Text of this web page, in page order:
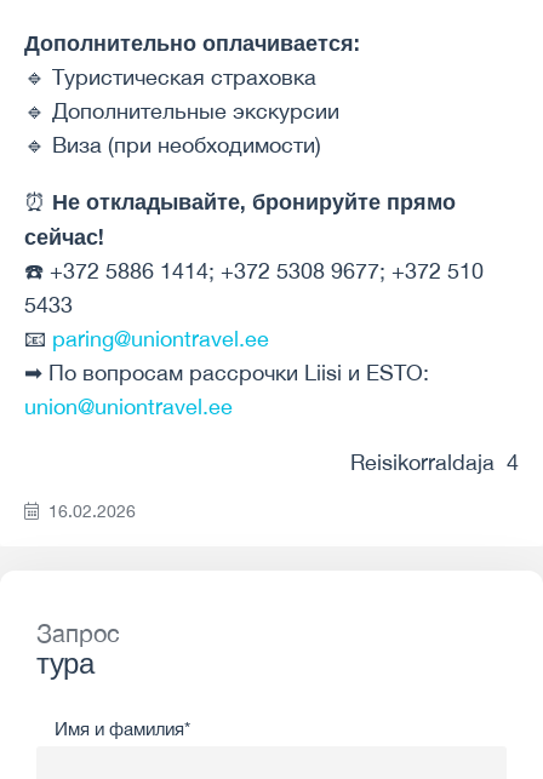
Дополнительно оплачивается:
🔹 Туристическая страховка
🔹 Дополнительные экскурсии
🔹 Виза (при необходимости)
⏰ Не откладывайте, бронируйте прямо
сейчас!
☎️ +372 5886 1414; +372 5308 9677; +372 510
5433
📧 paring@uniontravel.ee
➡ По вопросам рассрочки Liisi и ESTO:
union@uniontravel.ee
Reisikorraldaja 4
16.02.2026
Запрос
тура
Имя и фамилия*